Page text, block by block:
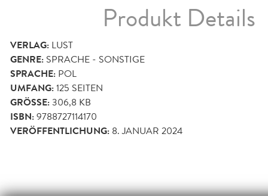
Produkt Details
VERLAG: LUST
GENRE: SPRACHE - SONSTIGE
SPRACHE: POL
UMFANG:125 SEITEN
GRÖSSE: 306,8 KB
ISBN:9788727114170
VERÖFFENTLICHUNG: 8. JANUAR 2024